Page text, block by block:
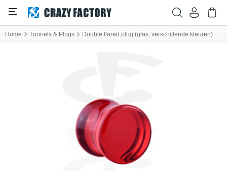
Home Tunnels & Plugs Double flared plug (glas, verschillende kleuren)